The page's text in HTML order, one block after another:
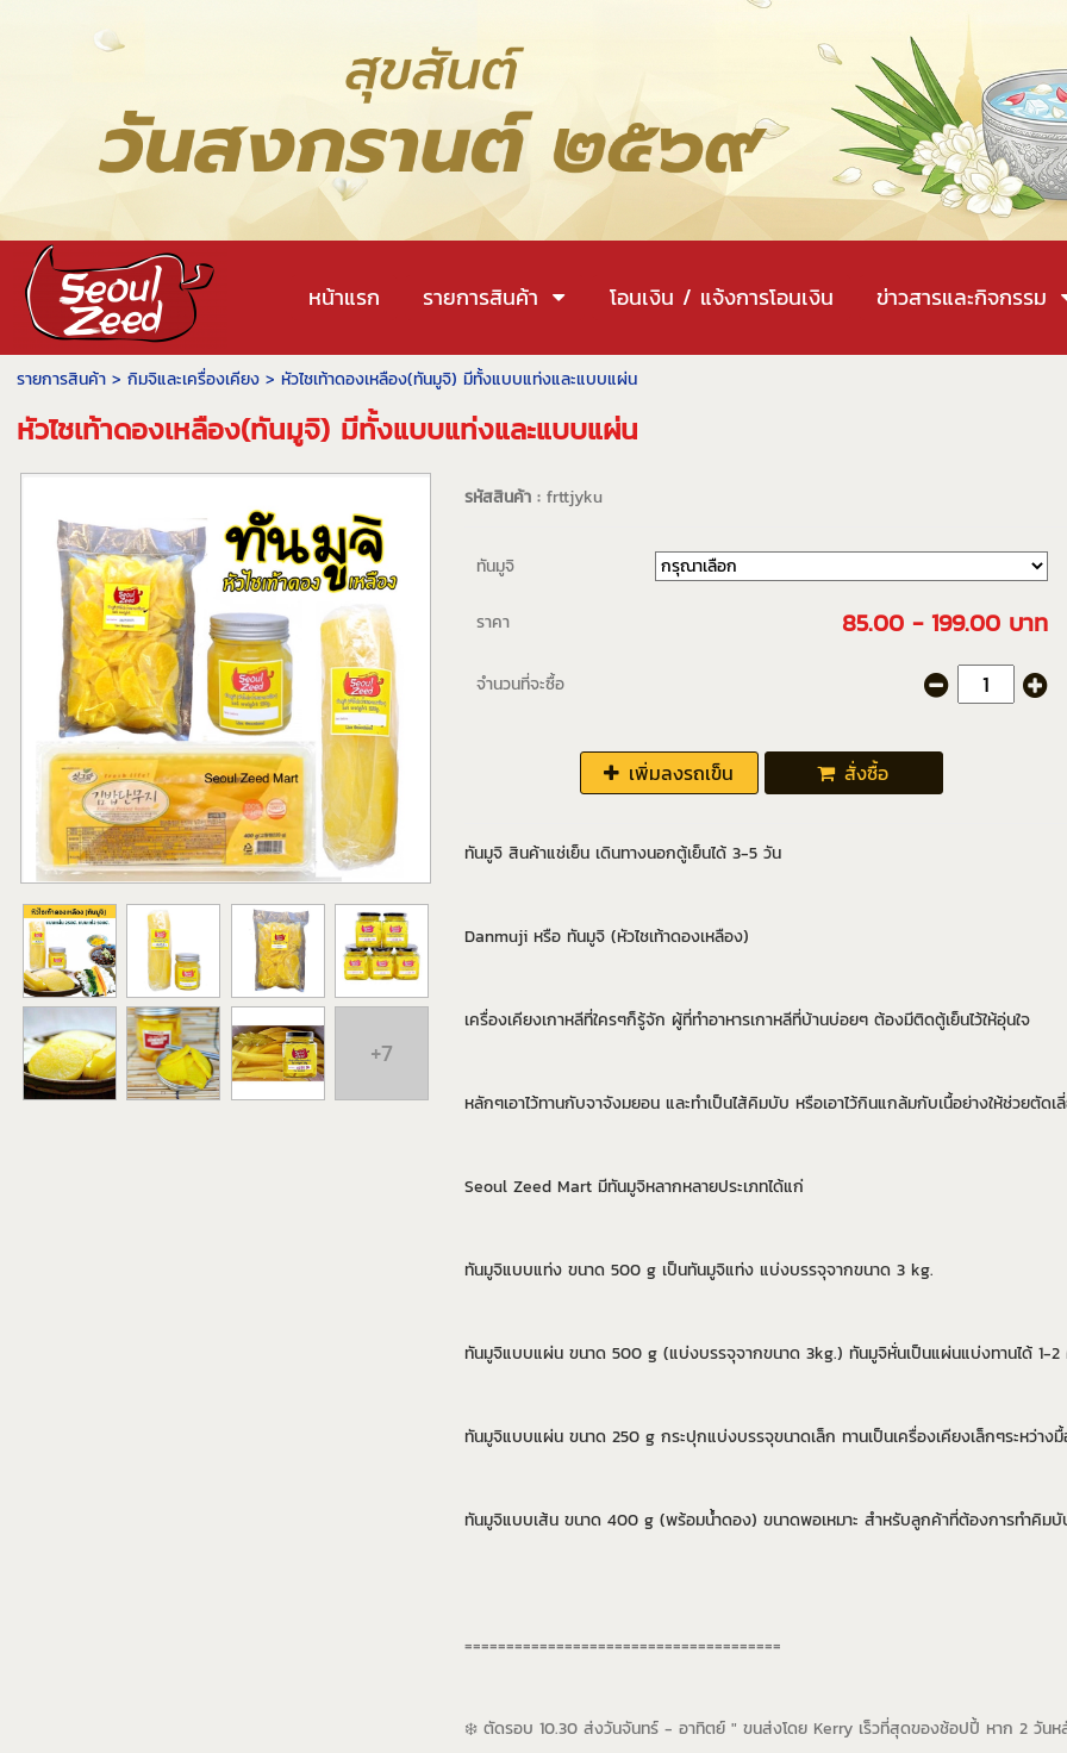
หน้าแรก รายการสินค้า โอนเงิน / แจ้งการโอนเงิน ข่าวสารและกิจกรรม
รายการสินค้า> กิมจิและเครื่องเคียง> หัวไชเท้าดองเหลือง(ทันมูจิ) มีทั้งแบบแท่งและแบบแผ่น
หัวไชเท้าดองเหลือง(ทันมูจิ) มีทั้งแบบแท่งและแบบแผ่น
+7
รหัสสินค้า : frttjyku
ทันมูจิ
ราคา 85.00 - 199.00 บาท
จำนวนที่จะซื้อ
เพิ่มลงรถเข็น สั่งซื้อ
ทันมูจิ สินค้าแช่เย็น เดินทางนอกตู้เย็นได้ 3-5 วัน
Danmuji หรือ ทันมูจิ (หัวไชเท้าดองเหลือง)
เครื่องเคียงเกาหลีที่ใครๆก็รู้จัก ผู้ที่ทำอาหารเกาหลีที่บ้านบ่อยๆ ต้องมีติดตู้เย็นไว้ให้อุ่นใจ
หลักๆเอาไว้ทานกับจาจังมยอน และทำเป็นไส้คิมบับ หรือเอาไว้กินแกล้มกับเนื้อย่างให้ช่วยตัดเ
Seoul Zeed Mart มีทันมูจิหลากหลายประเภทได้แก่
ทันมูจิแบบแท่ง ขนาด 500 g เป็นทันมูจิแท่ง แบ่งบรรจุจากขนาด 3 kg.
ทันมูจิแบบแผ่น ขนาด 500 g (แบ่งบรรจุจากขนาด 3kg.) ทันมูจิหั่นเป็นแผ่นแบ่งทานได้ 1-2
ทันมูจิแบบแผ่น ขนาด 250 g กระปุกแบ่งบรรจุขนาดเล็ก ทานเป็นเครื่องเคียงเล็กๆระหว่าง
ทันมูจิแบบเส้น ขนาด 400 g (พร้อมน้ำดอง) ขนาดพอเหมาะ สำหรับลูกค้าที่ต้องการทำคิมบั
======================================
❄️ ตัดรอบ 10.30 ส่งวันจันทร์ - อาทิตย์ " ขนส่งโดย Kerry เร็วที่สุดของช้อปปี้ หาก 2 วันหลั